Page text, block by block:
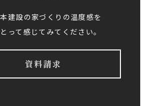
建設の家づくりの温度感を
って感じてみてください。
資料請求